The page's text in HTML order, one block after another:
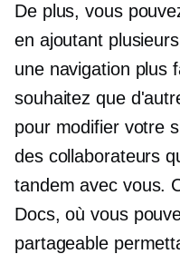
De plus, vous
en ajoutant
une navigation plus
souhaitez que
pour modifier votre
des collaborateurs
tandem avec vous.
Docs, où vous
partageable